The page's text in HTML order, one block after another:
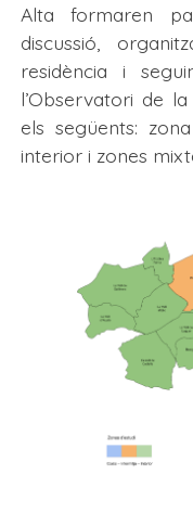
Alta formaren
discussió,
residència i
l’Observatori de
els següents:
interior i zones